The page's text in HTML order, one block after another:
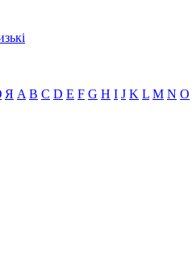
Я A B C D E F G H I J K L M N O